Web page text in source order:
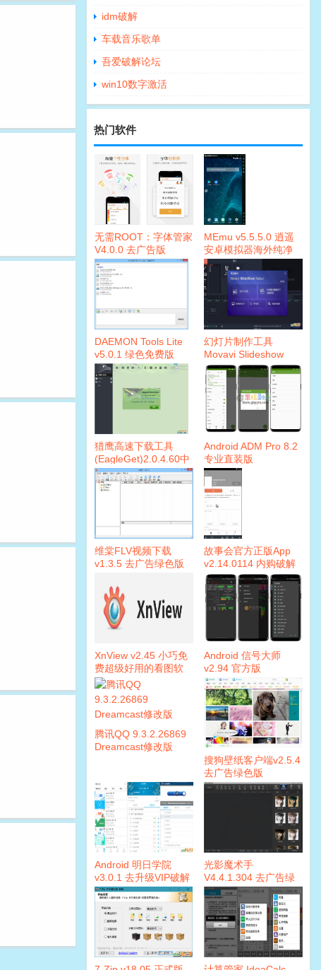
idm破解
车载音乐歌单
吾爱破解论坛
win10数字激活
热门软件
无需ROOT：字体管家
V4.0.0 去广告版
MEmu v5.5.5.0 逍遥
安卓模拟器海外纯净
版
DAEMON Tools Lite
v5.0.1 绿色免费版
幻灯片制作工具
Movavi Slideshow
Maker v4.2.0 破解版
猎鹰高速下载工具
(EagleGet)2.0.4.60中
文绿色便携版
Android ADM Pro 8.2
专业直装版
维棠FLV视频下载
v1.3.5 去广告绿色版
故事会官方正版App
v2.14.0114 内购破解
版
XnView v2.45 小巧免
费超级好用的看图软
件
Android 信号大师
v2.94 官方版
腾讯QQ 9.3.2.26869
Dreamcast修改版
搜狗壁纸客户端v2.5.4
去广告绿色版
Android 明日学院
v3.0.1 去升级VIP破解
版
光影魔术手
V4.4.1.304 去广告绿
色版